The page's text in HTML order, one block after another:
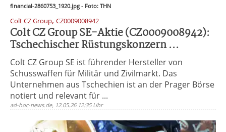
financial-2860753_1920.jpg - Foto: THN
Colt CZ Group, CZ0009008942
Colt CZ Group SE-Aktie (CZ0009008942):
Tschechischer Rüstungskonzern ...
Colt CZ Group SE ist führender Hersteller von
Schusswaffen für Militär und Zivilmarkt. Das
Unternehmen aus Tschechien ist an der Prager Börse
notiert und relevant für ...
ad-hoc-news.de, 12.05.26 12:35 Uhr